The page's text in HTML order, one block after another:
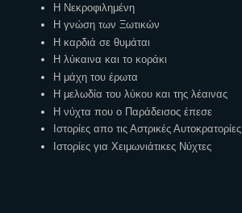
Η Νεκροφιλημένη
Η γνώση των Ξωτικών
Η καρδιά σε θυμάται
Η λύκαινα και το κοράκι
Η μάχη του έρωτα
Η μελωδία του λύκου και της λέαινας
Η νύχτα που ο Παράδεισος έπεσε
Ιστορίες απο τις Αστρικές Αυτοκρατορίες
Ιστορίες για Χειμωνιάτικες Νύχτες